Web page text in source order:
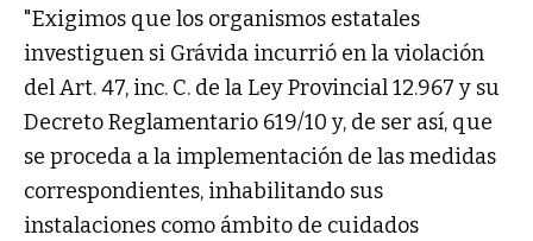
"Exigimos que los organismos estatales
investiguen si Grávida incurrió en la violación
del Art. 47, inc. C. de la Ley Provincial 12.967 y su
Decreto Reglamentario 619/10 y, de ser así, que
se proceda a la implementación de las medidas
correspondientes, inhabilitando sus
instalaciones como ámbito de cuidados